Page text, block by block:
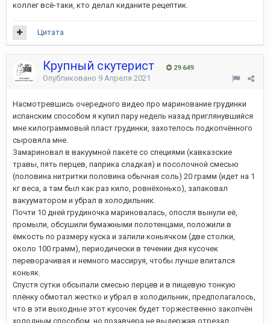
коллег всё-таки, кто делал киданите рецептик.
Цитата
Крупный скутерист 29 649
Опубликовано 9 Апреля 2021
Насмотревшись очередного видео про маринование грудинки
испанским способом я купил пару недель назад приглянувшийся
мне килограммовый пласт грудинки, захотелось подкопчённого
сыровяла мне.
Замариновал в вакуумной пакете со специями (кавказские
травы, пять перцев, паприка сладкая) и посолочной смесью
(половина нитритки половина обычная соль) 20 грамм (идет на 1
кг веса, а там был как раз кило, ровнёхонько), запаковал
вакууматором и убрал в холодильник.
Почти 10 дней грудиночка мариновалась, опосля вынули её,
промыли, обсушили бумажными полотенцами, положили в
ёмкость по размеру куска и залили коньячком (две столки,
около 100 грамм), периодически в течении дня кусочек
переворачивая и немного массируя, чтобы лучше впитался
коньяк.
Спустя сутки обсыпали смесью перцев и в пищевую тонкую
плёнку обмотал жестко и убрал в холодильник, предполагалось,
что в эти выходные этот кусочек будет торжественно закопчён
холодным способом, но позавчера не выдержав отрезал